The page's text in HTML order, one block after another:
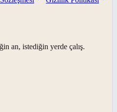
an, istediğin yerde çalış.